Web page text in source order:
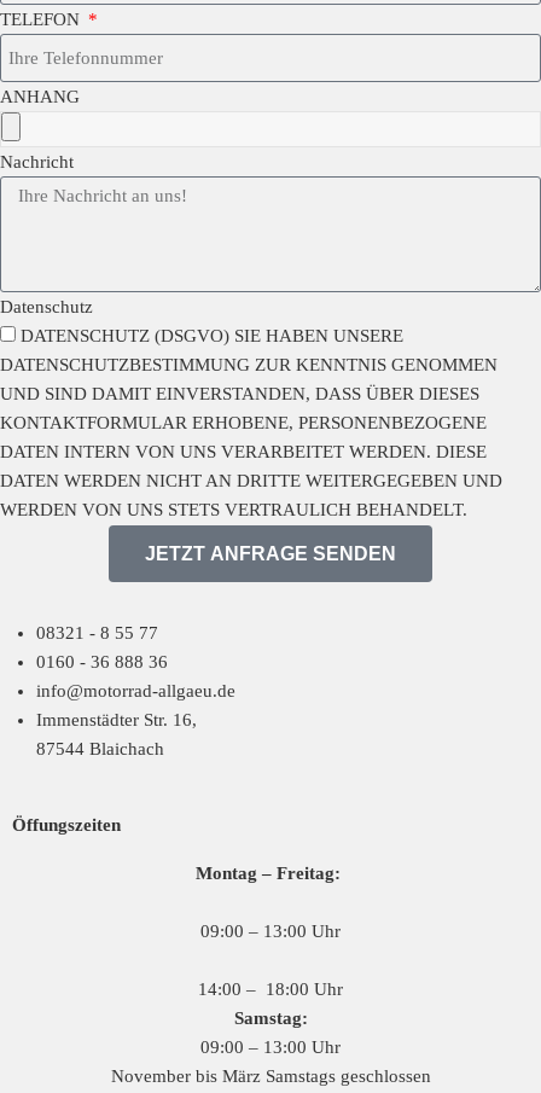
TELEFON
ANHANG
Nachricht
Datenschutz
DATENSCHUTZ (DSGVO) SIE HABEN UNSERE
DATENSCHUTZBESTIMMUNG ZUR KENNTNIS GENOMMEN
UND SIND DAMIT EINVERSTANDEN, DASS ÜBER DIESES
KONTAKTFORMULAR ERHOBENE, PERSONENBEZOGENE
DATEN INTERN VON UNS VERARBEITET WERDEN. DIESE
DATEN WERDEN NICHT AN DRITTE WEITERGEGEBEN UND
WERDEN VON UNS STETS VERTRAULICH BEHANDELT.
JETZT ANFRAGE SENDEN
Öffungszeiten
Montag – Freitag:
09:00 – 13:00 Uhr
14:00 – 18:00 Uhr
Samstag:
09:00 – 13:00 Uhr
November bis März Samstags geschlossen
08321 - 8 55 77
0160 - 36 888 36
info@motorrad-allgaeu.de
Immenstädter Str. 16,
87544 Blaichach